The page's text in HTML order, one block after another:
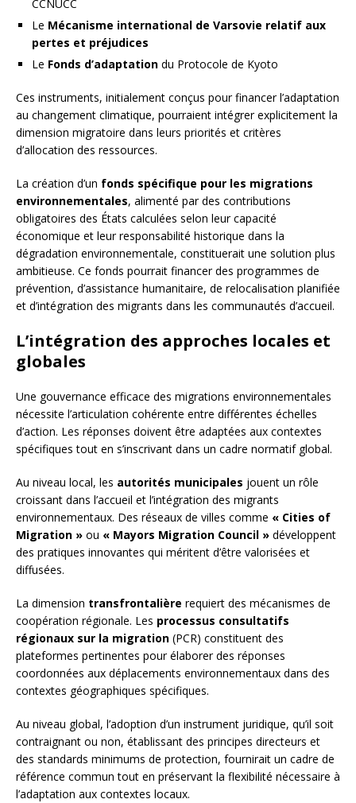
CCNUCC
Le Mécanisme international de Varsovie relatif aux
pertes et préjudices
Le Fonds d’adaptation du Protocole de Kyoto
Ces instruments, initialement conçus pour financer l’adaptation
au changement climatique, pourraient intégrer explicitement la
dimension migratoire dans leurs priorités et critères
d’allocation des ressources.
La création d’un fonds spécifique pour les migrations
environnementales, alimenté par des contributions
obligatoires des États calculées selon leur capacité
économique et leur responsabilité historique dans la
dégradation environnementale, constituerait une solution plus
ambitieuse. Ce fonds pourrait financer des programmes de
prévention, d’assistance humanitaire, de relocalisation planifiée
et d’intégration des migrants dans les communautés d’accueil.
L’intégration des approches locales et
globales
Une gouvernance efficace des migrations environnementales
nécessite l’articulation cohérente entre différentes échelles
d’action. Les réponses doivent être adaptées aux contextes
spécifiques tout en s’inscrivant dans un cadre normatif global.
Au niveau local, les autorités municipales jouent un rôle
croissant dans l’accueil et l’intégration des migrants
environnementaux. Des réseaux de villes comme « Cities of
Migration » ou « Mayors Migration Council » développent
des pratiques innovantes qui méritent d’être valorisées et
diffusées.
La dimension transfrontalière requiert des mécanismes de
coopération régionale. Les processus consultatifs
régionaux sur la migration (PCR) constituent des
plateformes pertinentes pour élaborer des réponses
coordonnées aux déplacements environnementaux dans des
contextes géographiques spécifiques.
Au niveau global, l’adoption d’un instrument juridique, qu’il soit
contraignant ou non, établissant des principes directeurs et
des standards minimums de protection, fournirait un cadre de
référence commun tout en préservant la flexibilité nécessaire à
l’adaptation aux contextes locaux.